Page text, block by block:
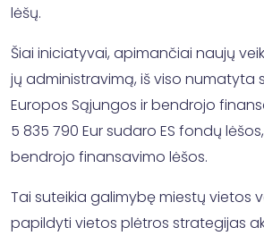
lėšų.
Šiai iniciatyvai, apimančiai naujų
jų administravimą, iš viso numatyta
Europos Sąjungos ir bendrojo
5 835 790 Eur sudaro ES fondų
bendrojo finansavimo lėšos.
Tai suteikia galimybę miestų vietos
papildyti vietos plėtros strategijas